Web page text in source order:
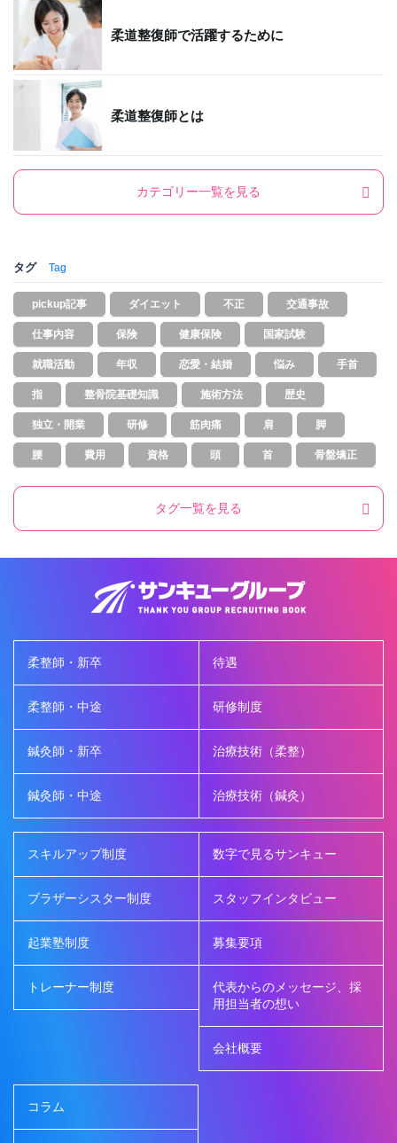
柔道整復師で活躍するために
柔道整復師とは
カテゴリー一覧を見る
タグ Tag
pickup記事 ダイエット 不正 交通事故
仕事内容 保険 健康保険 国家試験
就職活動 年収 恋愛・結婚 悩み 手首
指 整骨院基礎知識 施術方法 歴史
独立・開業 研修 筋肉痛 肩 脚
腰 費用 資格 頭 首 骨盤矯正
タグ一覧を見る
柔整師・新卒
柔整師・中途
鍼灸師・新卒
鍼灸師・中途
待遇
研修制度
治療技術（柔整）
治療技術（鍼灸）
スキルアップ制度
ブラザーシスター制度
起業塾制度
トレーナー制度
数字で見るサンキュー
スタッフインタビュー
募集要項
代表からのメッセージ、採
用担当者の想い
会社概要
コラム